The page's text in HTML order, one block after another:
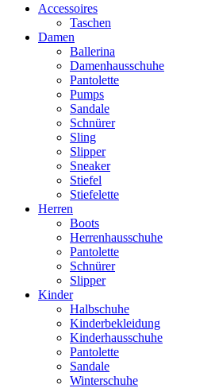
Accessoires
Taschen
Damen
Ballerina
Damenhausschuhe
Pantolette
Pumps
Sandale
Schnürer
Sling
Slipper
Sneaker
Stiefel
Stiefelette
Herren
Boots
Herrenhausschuhe
Pantolette
Schnürer
Slipper
Kinder
Halbschuhe
Kinderbekleidung
Kinderhausschuhe
Pantolette
Sandale
Winterschuhe